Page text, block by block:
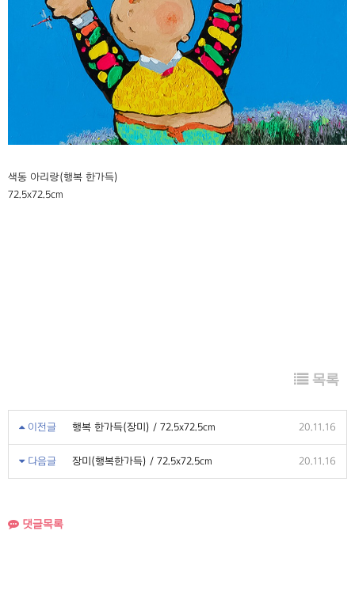
색동 아리랑(행복 한가득)
72.5x72.5cm
목록
이전글 행복 한가득(장미) / 72.5x72.5cm 20.11.16
다음글 장미(행복한가득) / 72.5x72.5cm 20.11.16
댓글목록